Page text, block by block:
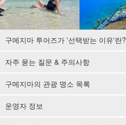
구메지마 투어즈가 '선택받는 이유'란?
자주 묻는 질문 & 주의사항
구메지마의 관광 명소 목록
운영자 정보